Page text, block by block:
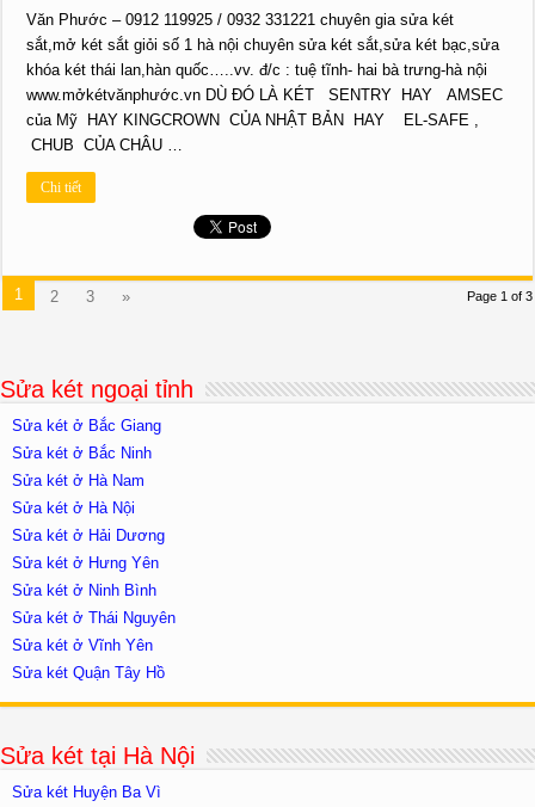
Văn Phước – 0912 119925 / 0932 331221 chuyên gia sửa két
sắt,mở két sắt giỏi số 1 hà nội chuyên sửa két sắt,sửa két bạc,sửa
khóa két thái lan,hàn quốc…..vv. đ/c : tuệ tĩnh- hai bà trưng-hà nội
www.mởkétvănphước.vn DÙ ĐÓ LÀ KÉT SENTRY HAY AMSEC
của Mỹ HAY KINGCROWN CỦA NHẬT BẢN HAY EL-SAFE ,
CHUB CỦA CHÂU …
Chi tiết
Page 1 of 3
1 2 3 »
Sửa két ngoại tỉnh
Sửa két ở Bắc Giang
Sửa két ở Bắc Ninh
Sửa két ở Hà Nam
Sửa két ở Hà Nội
Sửa két ở Hải Dương
Sửa két ở Hưng Yên
Sửa két ở Ninh Bình
Sửa két ở Thái Nguyên
Sửa két ở Vĩnh Yên
Sửa két Quận Tây Hồ
Sửa két tại Hà Nội
Sửa két Huyện Ba Vì